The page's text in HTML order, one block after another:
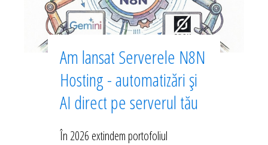
Am lansat Serverele N8N
Hosting - automatizări și
AI direct pe serverul tău
În 2026 extindem portofoliul